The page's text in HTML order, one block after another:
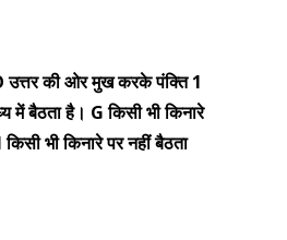
उत्तर की ओर मुख करके पंक्ति 1
बैठता है। G किसी भी किनारे
भी किनारे पर नहीं बैठता